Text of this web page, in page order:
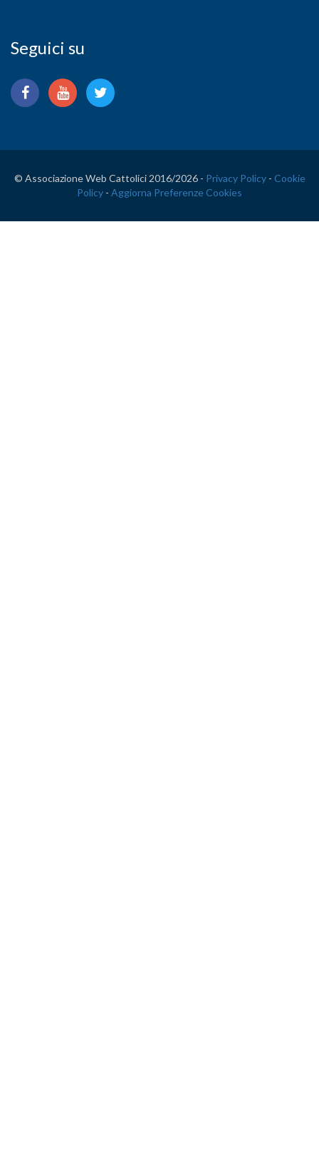
Seguici su
© Associazione Web Cattolici 2016/2026 - Privacy Policy- Cookie
Policy - Aggiorna Preferenze Cookies